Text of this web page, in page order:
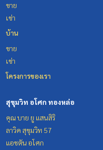
ขาย
เช่า
บ้าน
ขาย
เช่า
โครงการของเรา
สุขุมวิท อโศก ทองหล่อ
คุณ บาย ยู แสนสิริ
ลาวิค สุขุมวิท 57
แอชตัน อโศก